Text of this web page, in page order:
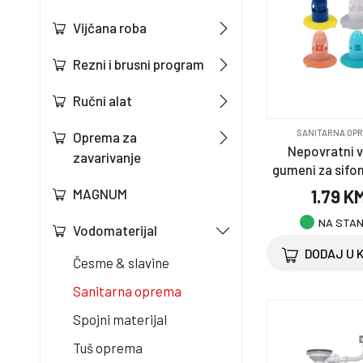
Vijčana roba
Rezni i brusni program
Ručni alat
Oprema za
zavarivanje
MAGNUM
Vodomaterijal
Česme & slavine
Sanitarna oprema
Spojni materijal
Tuš oprema
SANITARNA
Nepovratni
gumeni za
1.79
NA
DODAJ U